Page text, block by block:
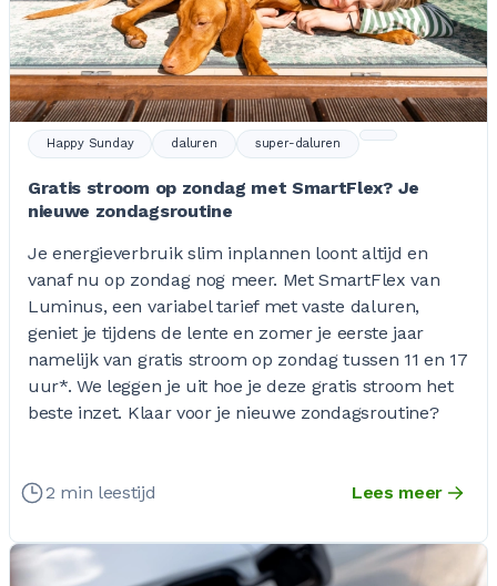
Happy Sunday daluren super-daluren
Gratis stroom op zondag met SmartFlex? Je
nieuwe zondagsroutine
Je energieverbruik slim inplannen loont altijd en
vanaf nu op zondag nog meer. Met SmartFlex van
Luminus, een variabel tarief met vaste daluren,
geniet je tijdens de lente en zomer je eerste jaar
namelijk van gratis stroom op zondag tussen 11 en 17
uur*. We leggen je uit hoe je deze gratis stroom het
beste inzet. Klaar voor je nieuwe zondagsroutine?
2 min leestijd Lees meer